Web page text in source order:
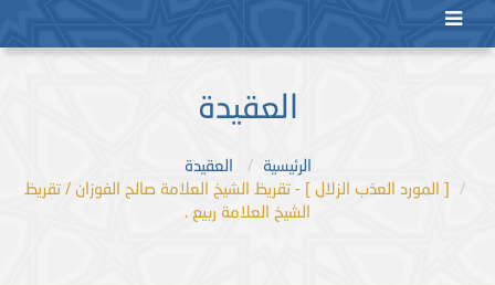
العقيدة
الرئيسية
العقيدة
[ المورد العذب الزلال ] - تقريظ الشيخ العلامة صالح الفوزان / تقريظ
الشيخ العلامة ربيع .